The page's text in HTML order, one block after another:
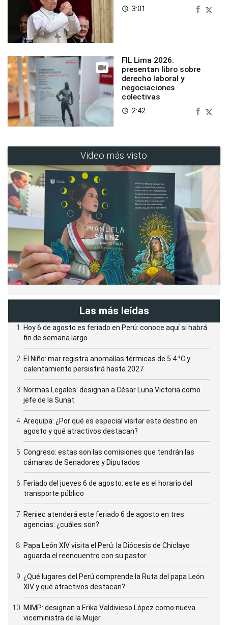
access_time 3:01
FIL Lima 2026:
presentan libro sobre
derecho laboral y
negociaciones
colectivas
access_time 2:42
Video más visto
Las más leídas
Hoy 6 de agosto es feriado en Perú: conoce aquí si habrá
fin de semana largo
El Niño: mar registra anomalías térmicas de 5.4 °C y
calentamiento persistirá hasta 2027
Normas Legales: designan a César Luna Victoria como
jefe de la Sunat
Arequipa: ¿Por qué es especial visitar este destino en
agosto y qué atractivos destacan?
Congreso: estas son las comisiones que tendrán las
cámaras de Senadores y Diputados
Feriado del jueves 6 de agosto: este es el horario del
transporte público
Reniec atenderá este feriado 6 de agosto en tres
agencias: ¿cuáles son?
Papa León XIV visita el Perú: la Diócesis de Chiclayo
aguarda el reencuentro con su pastor
¿Qué lugares del Perú comprende la Ruta del papa León
XIV y qué atractivos destacan?
MIMP: designan a Erika Valdivieso López como nueva
viceministra de la Mujer